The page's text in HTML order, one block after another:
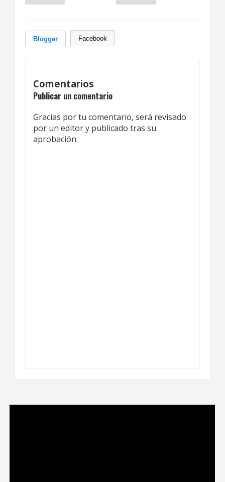
Blogger Facebook
Comentarios
Publicar un comentario
Gracias por tu comentario, será revisado
por un editor y publicado tras su
aprobación.